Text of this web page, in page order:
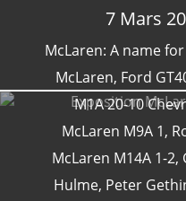
7 Mars
McLaren: A name
McLaren, Ford
M1A 20-10
McLaren M9A 1,
McLaren M14A 1-2,
Hulme, Peter